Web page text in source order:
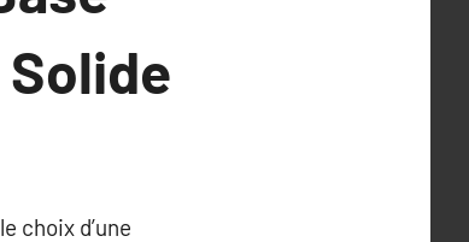
choix d’une